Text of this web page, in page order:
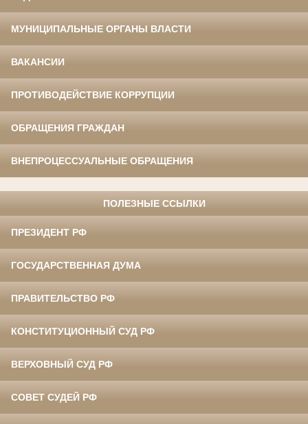
МУНИЦИПАЛЬНЫЕ ОРГАНЫ ВЛАСТИ
ВАКАНСИИ
ПРОТИВОДЕЙСТВИЕ КОРРУПЦИИ
ОБРАЩЕНИЯ ГРАЖДАН
ВНЕПРОЦЕССУАЛЬНЫЕ ОБРАЩЕНИЯ
ПОЛЕЗНЫЕ ССЫЛКИ
ПРЕЗИДЕНТ РФ
ГОСУДАРСТВЕННАЯ ДУМА
ПРАВИТЕЛЬСТВО РФ
КОНСТИТУЦИОННЫЙ СУД РФ
ВЕРХОВНЫЙ СУД РФ
СОВЕТ СУДЕЙ РФ